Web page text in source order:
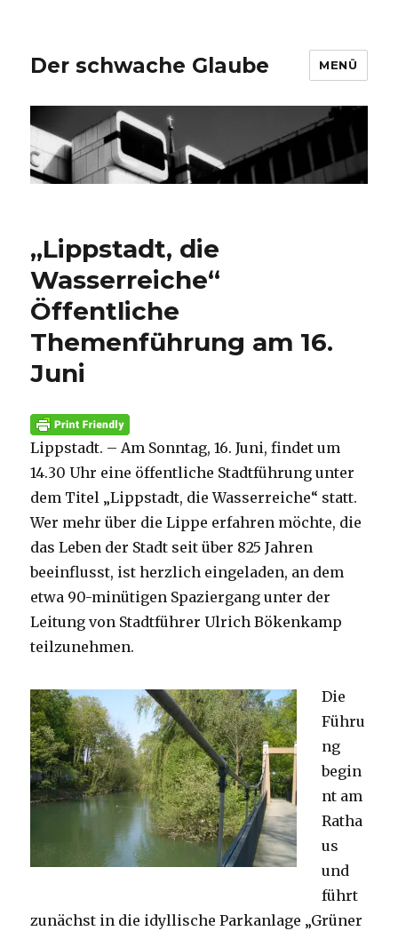
Der schwache Glaube MENÜ
„Lippstadt, die
Wasserreiche“
Öffentliche
Themenführung am 16.
Juni
Lippstadt. – Am Sonntag, 16. Juni, findet um
14.30 Uhr eine öffentliche Stadtführung unter
dem Titel „Lippstadt, die Wasserreiche“ statt.
Wer mehr über die Lippe erfahren möchte, die
das Leben der Stadt seit über 825 Jahren
beeinflusst, ist herzlich eingeladen, an dem
etwa 90-minütigen Spaziergang unter der
Leitung von Stadtführer Ulrich Bökenkamp
teilzunehmen.
Die
Führu
ng
begin
nt am
Ratha
us
und
führt
zunächst in die idyllische Parkanlage „Grüner